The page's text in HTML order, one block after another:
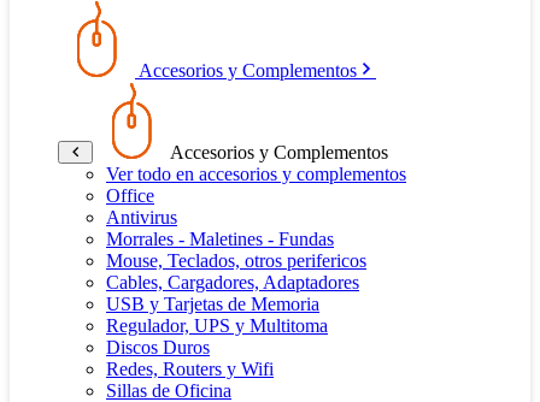
Accesorios y Complementos
Accesorios y Complementos
Ver todo en accesorios y complementos
Office
Antivirus
Morrales - Maletines - Fundas
Mouse, Teclados, otros perifericos
Cables, Cargadores, Adaptadores
USB y Tarjetas de Memoria
Regulador, UPS y Multitoma
Discos Duros
Redes, Routers y Wifi
Sillas de Oficina